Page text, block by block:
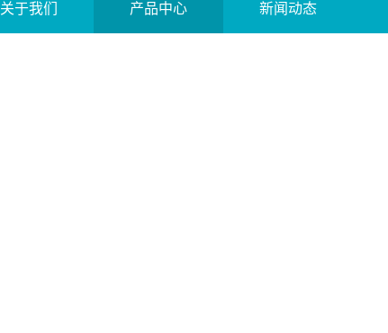
关于我们 产品中心 新闻动态